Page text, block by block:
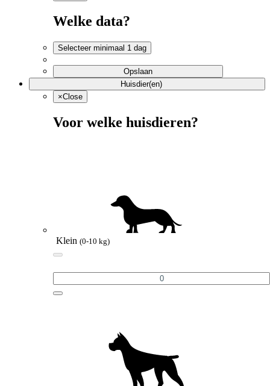
Welke data?
Selecteer minimaal 1 dag
Opslaan
Huisdier(en)
×Close
Voor welke huisdieren?
Klein (0-10 kg)